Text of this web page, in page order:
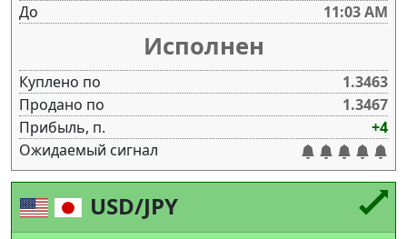
До
11:03 AM
Исполнен
Куплено по
1.3463
Продано по
1.3467
Прибыль, п.
+4
Ожидаемый сигнал
USD/JPY